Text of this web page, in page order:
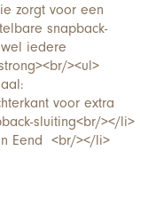
zorgt voor een
snapback-
iedere
><ul>
voor extra
sluiting<br/></li>
Eend <br/></li>